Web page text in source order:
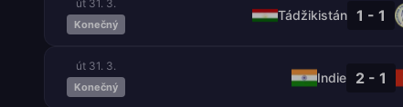
út 31. 3.
Konečný
Tádžikistán 1 - 1
út 31. 3.
Konečný
Indie 2 - 1